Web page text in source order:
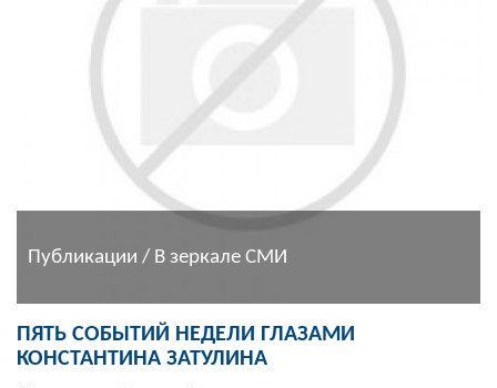
Публикации / В зеркале СМИ
ПЯТЬ СОБЫТИЙ НЕДЕЛИ ГЛАЗАМИ
КОНСТАНТИНА ЗАТУЛИНА